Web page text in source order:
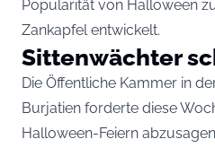
Popularität von Halloween
Zankapfel entwickelt.
Sittenwächter
Die Öffentliche Kammer in
Burjatien forderte diese
Halloween-Feiern